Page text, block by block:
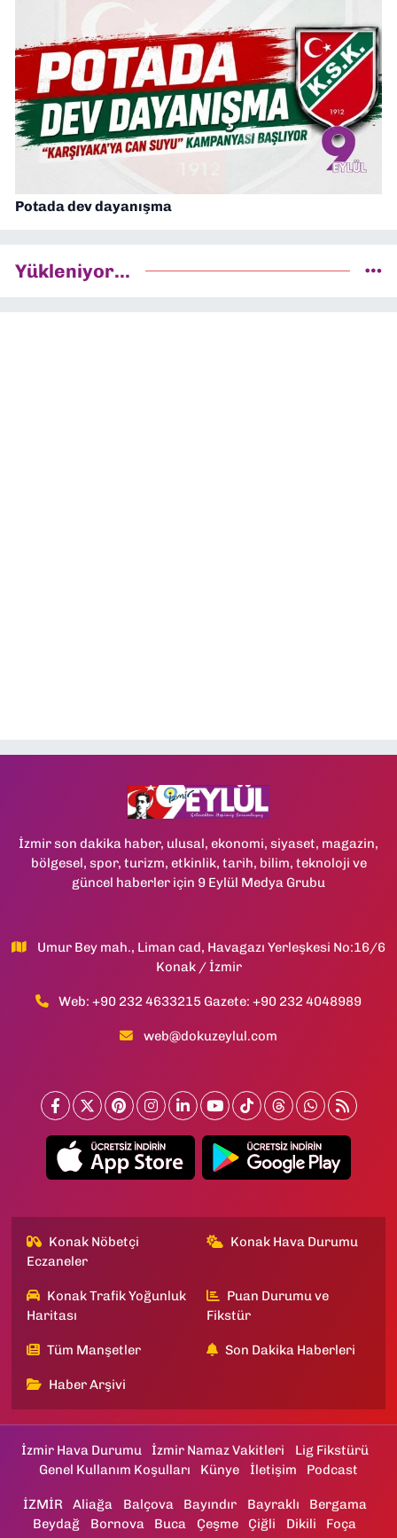
Potada dev dayanışma
Yükleniyor...
İzmir son dakika haber, ulusal, ekonomi, siyaset, magazin,
bölgesel, spor, turizm, etkinlik, tarih, bilim, teknoloji ve
güncel haberler için 9 Eylül Medya Grubu
Umur Bey mah., Liman cad, Havagazı Yerleşkesi No:16/6
Konak / İzmir
Web: +90 232 4633215 Gazete: +90 232 4048989
web@dokuzeylul.com
Konak Nöbetçi
Eczaneler
Konak Hava Durumu
Konak Trafik Yoğunluk
Haritası
Puan Durumu ve
Fikstür
Tüm Manşetler Son Dakika Haberleri
Haber Arşivi
İzmir Hava Durumu İzmir Namaz Vakitleri
Lig Fikstürü
Genel Kullanım Koşulları
Künye İletişim Podcast
İZMİR Aliağa Balçova Bayındır Bayraklı
Bergama
Beydağ
Bornova Buca Çeşme Çiğli Dikili
Foça